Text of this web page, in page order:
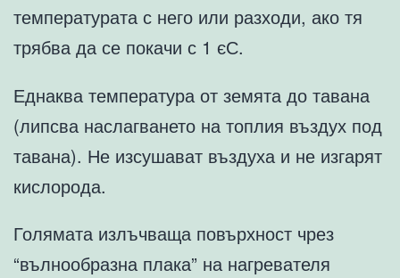
температурата с него или разходи, ако тя
трябва да се покачи с 1 єС.
Еднаква температура от земята до тавана
(липсва наслагването на топлия въздух под
тавана). Не изсушават въздуха и не изгарят
кислорода.
Голямата излъчваща повърхност чрез
“вълнообразна плака” на нагревателя